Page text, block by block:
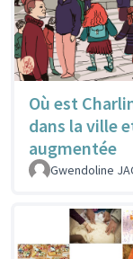
Où est
dans la ville
augmentée
Gwendoline